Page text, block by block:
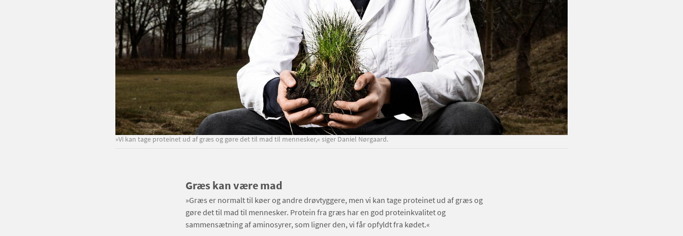
»Vi kan tage proteinet ud af græs og gøre det til mad til mennesker,« siger Daniel Nørgaard.
Græs kan være mad
»Græs er normalt til køer og andre drøvtyggere, men vi kan tage proteinet ud af græs og
gøre det til mad til mennesker. Protein fra græs har en god proteinkvalitet og
sammensætning af aminosyrer, som ligner den, vi får opfyldt fra kødet.«